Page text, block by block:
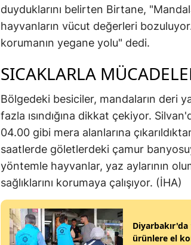
duyduklarını belirten Birtane,
hayvanların vücut değerleri
korumanın yegane yolu" dedi.
SICAKLARLA
Bölgedeki besiciler, mandaların deri
fazla ısındığına dikkat çekiyor.
04.00 gibi mera alanlarına
saatlerde göletlerdeki çamur
yöntemle hayvanlar, yaz aylarının
sağlıklarını korumaya çalışıyor. (İHA)
Diyarbakır'da
ürünlere el